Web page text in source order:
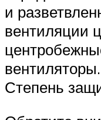
и
вентиляции
вентиляторы.
Степень